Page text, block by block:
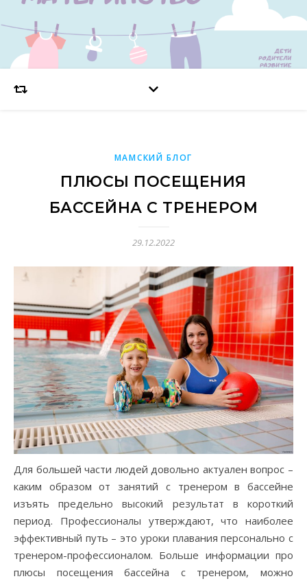
МАМСКИЙ БЛОГ
ПЛЮСЫ ПОСЕЩЕНИЯ
БАССЕЙНА С ТРЕНЕРОМ
29.12.2022
Для большей части людей довольно актуален вопрос –
каким образом от занятий с тренером в бассейне
изъять предельно высокий результат в короткий
период. Профессионалы утверждают, что наиболее
эффективный путь – это уроки плавания персонально с
тренером-профессионалом. Больше информации про
плюсы посещения бассейна с тренером, можно